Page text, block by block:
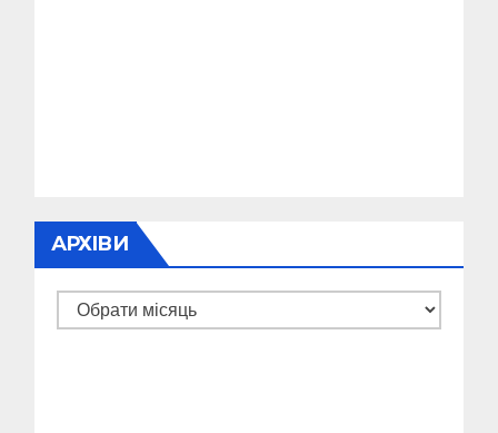
АРХІВИ
Архіви